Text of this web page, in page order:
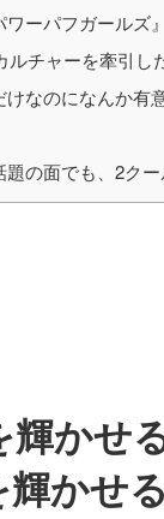
ーパフガールズ
ルチャーを牽引
けなのになんか有
の面でも、2ク
輝かせ
輝かせ